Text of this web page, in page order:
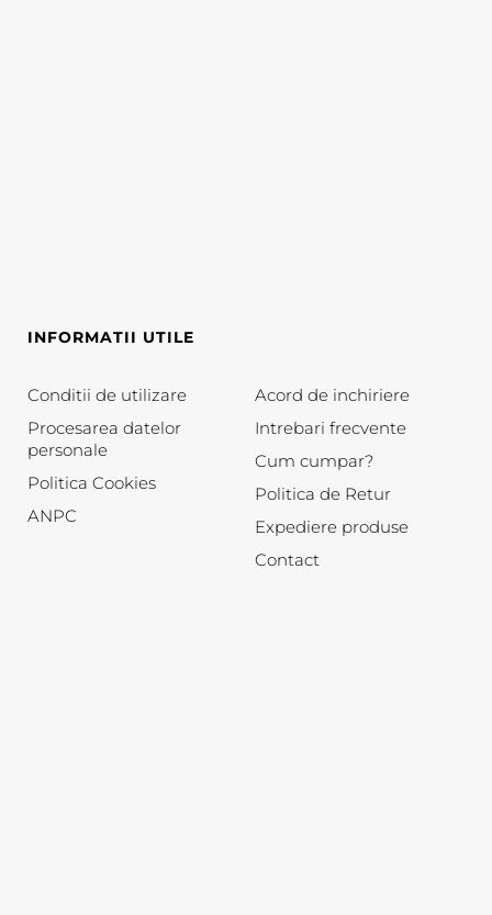
INFORMATII UTILE
Conditii de utilizare
Procesarea datelor
personale
Politica Cookies
ANPC
Acord de inchiriere
Intrebari frecvente
Cum cumpar?
Politica de Retur
Expediere produse
Contact